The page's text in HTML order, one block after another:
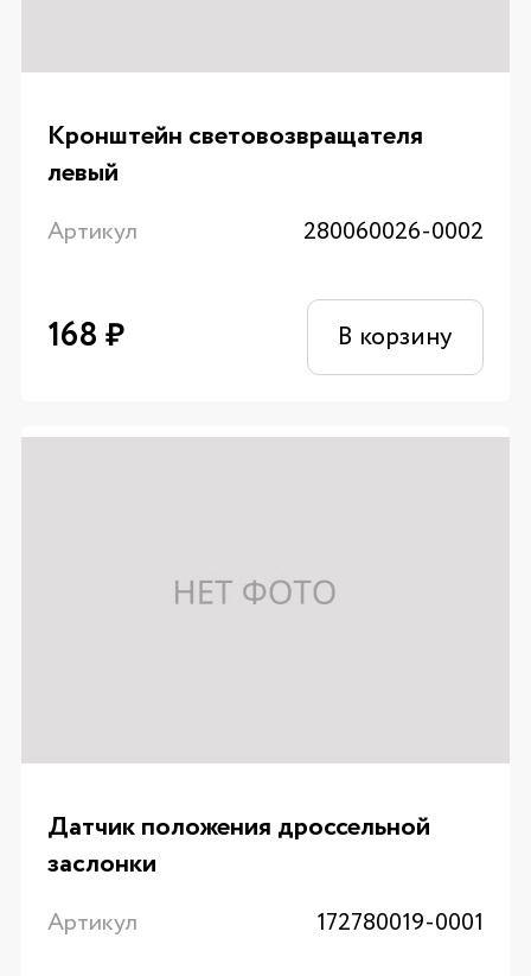
Кронштейн световозвращателя
левый
Артикул 280060026-0002
168 ₽ В корзину
Датчик положения дроссельной
заслонки
Артикул 172780019-0001